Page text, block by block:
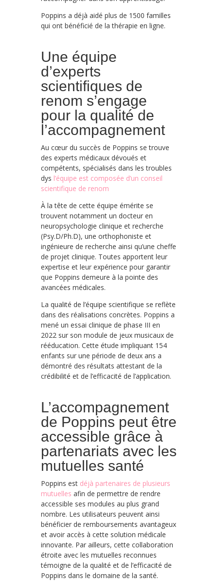
Poppins a déjà aidé plus de 1500 familles
qui ont bénéficié de la thérapie en ligne.
Une équipe
d’experts
scientifiques de
renom s’engage
pour la qualité de
l’accompagnement
Au cœur du succès de Poppins se trouve
des experts médicaux dévoués et
compétents, spécialisés dans les troubles
dys l’équipe est composée d’un conseil
scientifique de renom
À la tête de cette équipe émérite se
trouvent notamment un docteur en
neuropsychologie clinique et recherche
(Psy.D/Ph.D), une orthophoniste et
ingénieure de recherche ainsi qu’une cheffe
de projet clinique. Toutes apportent leur
expertise et leur expérience pour garantir
que Poppins demeure à la pointe des
avancées médicales.
La qualité de l’équipe scientifique se reflète
dans des réalisations concrètes. Poppins a
mené un essai clinique de phase III en
2022 sur son module de jeux musicaux de
rééducation. Cette étude impliquant 154
enfants sur une période de deux ans a
démontré des résultats attestant de la
crédibilité et de l’efficacité de l’application.
L’accompagnement
de Poppins peut être
accessible grâce à
partenariats avec les
mutuelles santé
Poppins est déjà partenaires de plusieurs
mutuelles afin de permettre de rendre
accessible ses modules au plus grand
nombre. Les utilisateurs peuvent ainsi
bénéficier de remboursements avantageux
et avoir accès à cette solution médicale
innovante. Par ailleurs, cette collaboration
étroite avec les mutuelles reconnues
témoigne de la qualité et de l’efficacité de
Poppins dans le domaine de la santé.